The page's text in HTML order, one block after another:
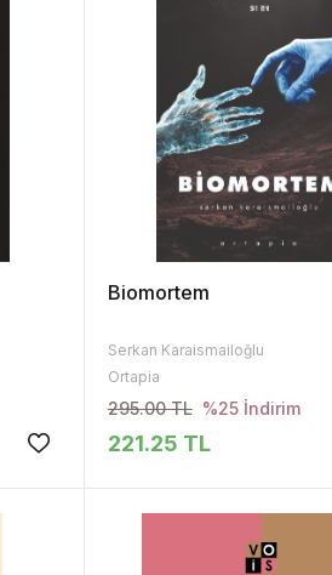
Biomortem
Serkan Karaismailoğlu
Ortapia
295.00 TL %25 İndirim
221.25 TL